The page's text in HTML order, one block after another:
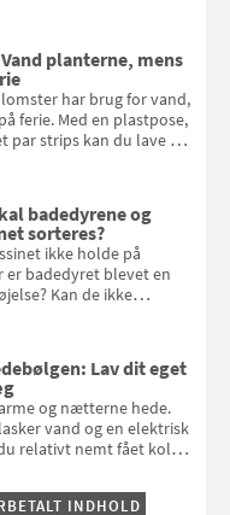
hindbær i alt fra
til is og syltning.
planterne, mens
har brug for vand,
ferie. Med en plastpose,
par strips kan du lave dit
om at vande eller
til døde planter
badedyrene og
sorteres?
ikke holde på
er badedyret blevet en
Kan de ikke
når du smider
eller et badedyr udLav dit eget
og nætterne hede.
vand og en elektrisk
relativt nemt fået koldt
du gør
INDHOLD